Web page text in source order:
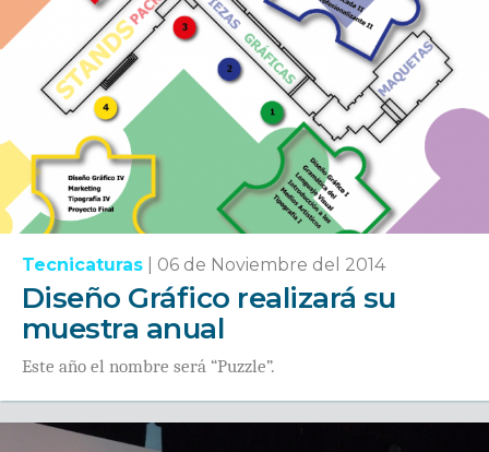
Tecnicaturas 06 de Noviembre del 2014
Diseño Gráfico realizará su
muestra anual
Este año el nombre será “Puzzle”.